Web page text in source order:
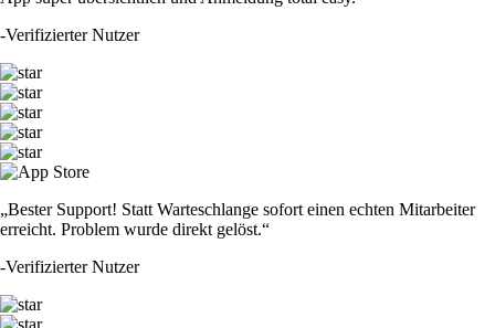
-Verifizierter Nutzer
„Bester Support! Statt Warteschlange sofort einen echten Mitarbeiter
erreicht. Problem wurde direkt gelöst.“
-Verifizierter Nutzer